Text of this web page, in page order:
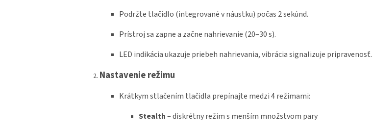
Podržte tlačidlo (integrované v náustku) počas 2 sekúnd.
Prístroj sa zapne a začne nahrievanie (20–30 s).
LED indikácia ukazuje priebeh nahrievania, vibrácia signalizuje pripravenosť.
Nastavenie režimu
Krátkym stlačením tlačidla prepínajte medzi 4 režimami:
Stealth– diskrétny režim s menším množstvom pary